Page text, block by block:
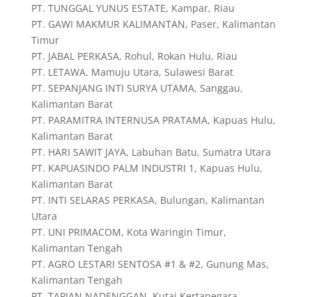
PT. TUNGGAL YUNUS ESTATE, Kampar, Riau
PT. GAWI MAKMUR KALIMANTAN, Paser, Kalimantan
Timur
PT. JABAL PERKASA, Rohul, Rokan Hulu, Riau
PT. LETAWA, Mamuju Utara, Sulawesi Barat
PT. SEPANJANG INTI SURYA UTAMA, Sanggau,
Kalimantan Barat
PT. PARAMITRA INTERNUSA PRATAMA, Kapuas Hulu,
Kalimantan Barat
PT. HARI SAWIT JAYA, Labuhan Batu, Sumatra Utara
PT. KAPUASINDO PALM INDUSTRI 1, Kapuas Hulu,
Kalimantan Barat
PT. INTI SELARAS PERKASA, Bulungan, Kalimantan
Utara
PT. UNI PRIMACOM, Kota Waringin Timur,
Kalimantan Tengah
PT. AGRO LESTARI SENTOSA #1 & #2, Gunung Mas,
Kalimantan Tengah